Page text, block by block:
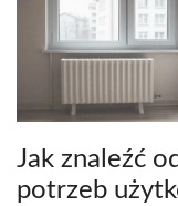
Jak znaleźć
potrzeb